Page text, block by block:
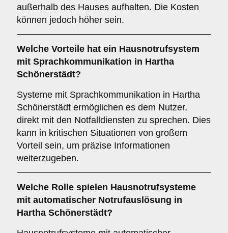
außerhalb des Hauses aufhalten. Die Kosten
können jedoch höher sein.
Welche Vorteile hat ein Hausnotrufsystem
mit Sprachkommunikation in Hartha
Schönerstädt?
Systeme mit Sprachkommunikation in Hartha
Schönerstädt ermöglichen es dem Nutzer,
direkt mit den Notfalldiensten zu sprechen. Dies
kann in kritischen Situationen von großem
Vorteil sein, um präzise Informationen
weiterzugeben.
Welche Rolle spielen Hausnotrufsysteme
mit automatischer Notrufauslösung in
Hartha Schönerstädt?